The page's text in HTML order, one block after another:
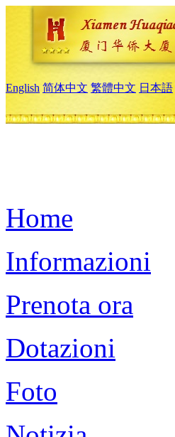
English 简体中文 繁體中文 日本語
Home
Informazioni
Prenota ora
Dotazioni
Foto